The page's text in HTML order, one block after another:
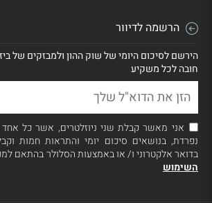
הרשמה לדיוור
הירשם לסיכום היומי של שוק ההון ולמבזקים של
חובה לכל משקיע
אני מאשר קבלת שני ניוזלטרים, אשר כל
נפרדת, בנושאים סיכום יומי והתראות חמות
בדואר אלקטרוני ו/ או באמצעות הסלולר בהתאם
השימוש